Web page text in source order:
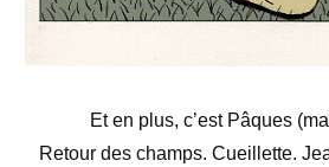
Et en plus, c’est Pâques
Retour des champs. Cueillette.